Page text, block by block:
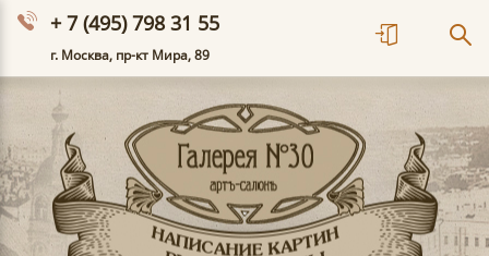
+ 7 (495) 798 31 55
г. Москва, пр-кт Мира, 89